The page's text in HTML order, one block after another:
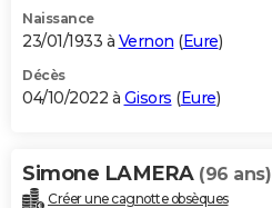
Naissance
23/01/1933 à Vernon (Eure)
Décès
04/10/2022 à Gisors (Eure)
Simone LAMERA (96 ans)
Créer une cagnotte obsèques